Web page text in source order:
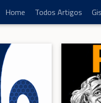
Home Todos Artigos